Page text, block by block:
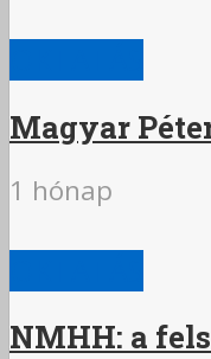
Magyar
1 hónap
NMHH: a